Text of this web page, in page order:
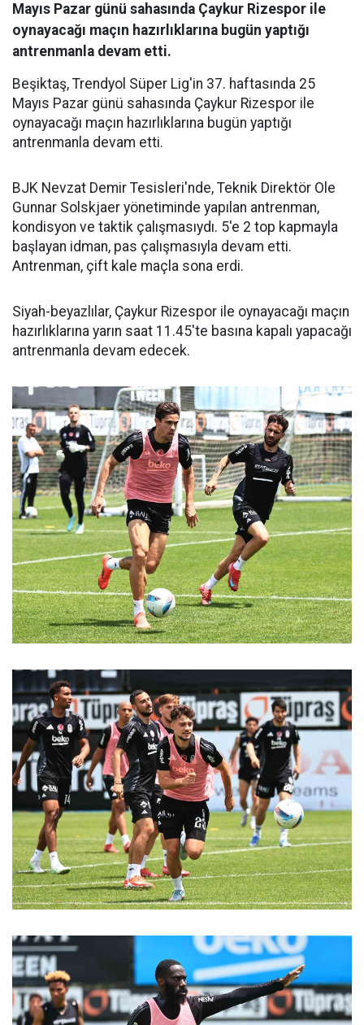
Mayıs Pazar günü sahasında Çaykur Rizespor ile
oynayacağı maçın hazırlıklarına bugün yaptığı
antrenmanla devam etti.
Beşiktaş, Trendyol Süper Lig'in 37. haftasında 25
Mayıs Pazar günü sahasında Çaykur Rizespor ile
oynayacağı maçın hazırlıklarına bugün yaptığı
antrenmanla devam etti.
BJK Nevzat Demir Tesisleri'nde, Teknik Direktör Ole
Gunnar Solskjaer yönetiminde yapılan antrenman,
kondisyon ve taktik çalışmasıydı. 5'e 2 top kapmayla
başlayan idman, pas çalışmasıyla devam etti.
Antrenman, çift kale maçla sona erdi.
Siyah-beyazlılar, Çaykur Rizespor ile oynayacağı maçın
hazırlıklarına yarın saat 11.45'te basına kapalı yapacağı
antrenmanla devam edecek.